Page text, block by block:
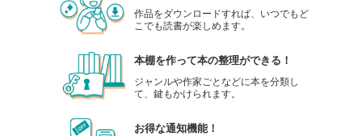
509円 (税込)
あらすじを表示する
作品をダウンロードすれば、いつでもど
こでも読書が楽しめます。
本棚を作って本の整理ができる！
ジャンルや作家ごとなどに本を分類し
て、鍵もかけられます。
お得な通知機能！